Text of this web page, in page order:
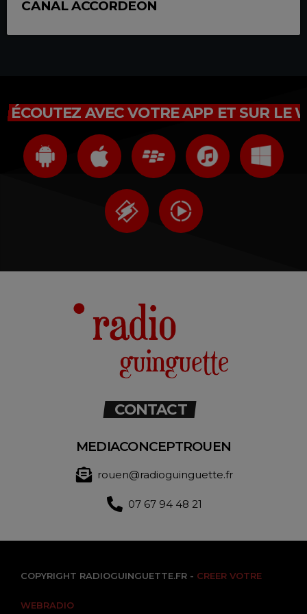
CANAL ACCORDEON
ÉCOUTEZ AVEC VOTRE APP ET SUR LE
CONTACT
MEDIACONCEPTROUEN
rouen@radioguinguette.fr
07 67 94 48 21
COPYRIGHT RADIOGUINGUETTE.FR - CREER VOTRE
WEBRADIO